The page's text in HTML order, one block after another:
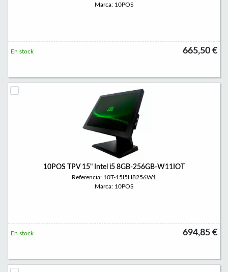
Marca: 10POS
665,50 €
En stock
10POS TPV 15" Intel i5 8GB-256GB-W11IOT
Referencia: 10T-15I5H8256W1
Marca: 10POS
694,85 €
En stock